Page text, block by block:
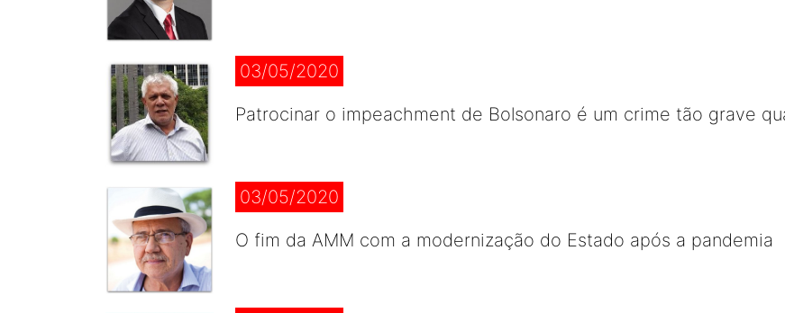
03/05/2020
Patrocinar o impeachment de Bolsonaro é um crime tão grave
03/05/2020
O fim da AMM com a modernização do Estado após a pandemia